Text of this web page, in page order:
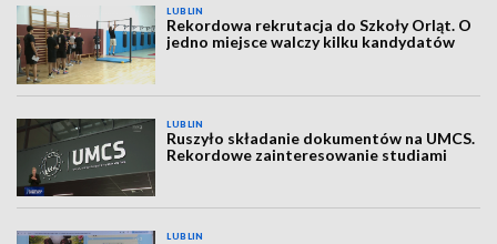
LUBLIN
Rekordowa rekrutacja do Szkoły Orląt. O
jedno miejsce walczy kilku kandydatów
LUBLIN
Ruszyło składanie dokumentów na UMCS.
Rekordowe zainteresowanie studiami
LUBLIN